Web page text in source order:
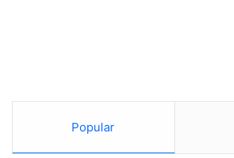
Popular